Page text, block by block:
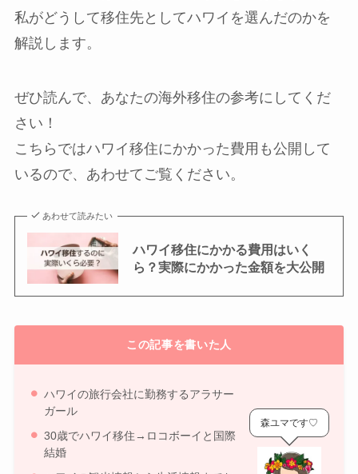
私がどうして移住先としてハワイを選んだのかを
解説します。
ぜひ読んで、あなたの海外移住の参考にしてくだ
さい！
こちらではハワイ移住にかかった費用も公開して
いるので、あわせてご覧ください。
あわせて読みたい
ハワイ移住にかかる費用はいく
ら？実際にかかった金額を大公開
この記事を書いた人
ハワイの旅行会社に勤務するアラサー
ガール
30歳でハワイ移住→ロコボーイと国際
結婚
森ユマです♡